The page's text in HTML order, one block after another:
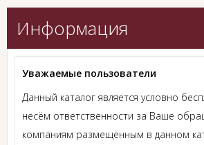
Информация
Уважаемые пользователи
Данный каталог является условно
несём ответственности за Ваше
компаниям размещённым в данном